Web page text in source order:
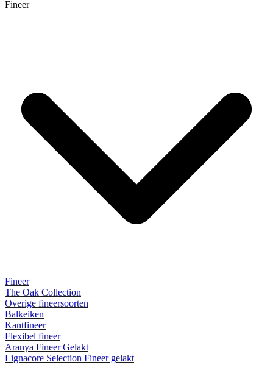
Fineer
Fineer
The Oak Collection
Overige fineersoorten
Balkeiken
Kantfineer
Flexibel fineer
Aranya Fineer Gelakt
Lignacore Selection Fineer gelakt